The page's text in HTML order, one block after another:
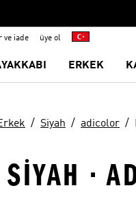
ve iade üye ol
ERKEK
Siyah adicolor
·